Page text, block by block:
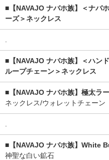
■【NAVAJO ナバホ族】＜ナバ
ーズ＞ネックレス
■【NAVAJO ナバホ族】＜ハン
ループチェーン＞ネックレス
■【NAVAJO ナバホ族】極太ラ
ネックレス/ウォレットチェーン
■【NAVAJO ナバホ族】White
神聖な白い鉱石